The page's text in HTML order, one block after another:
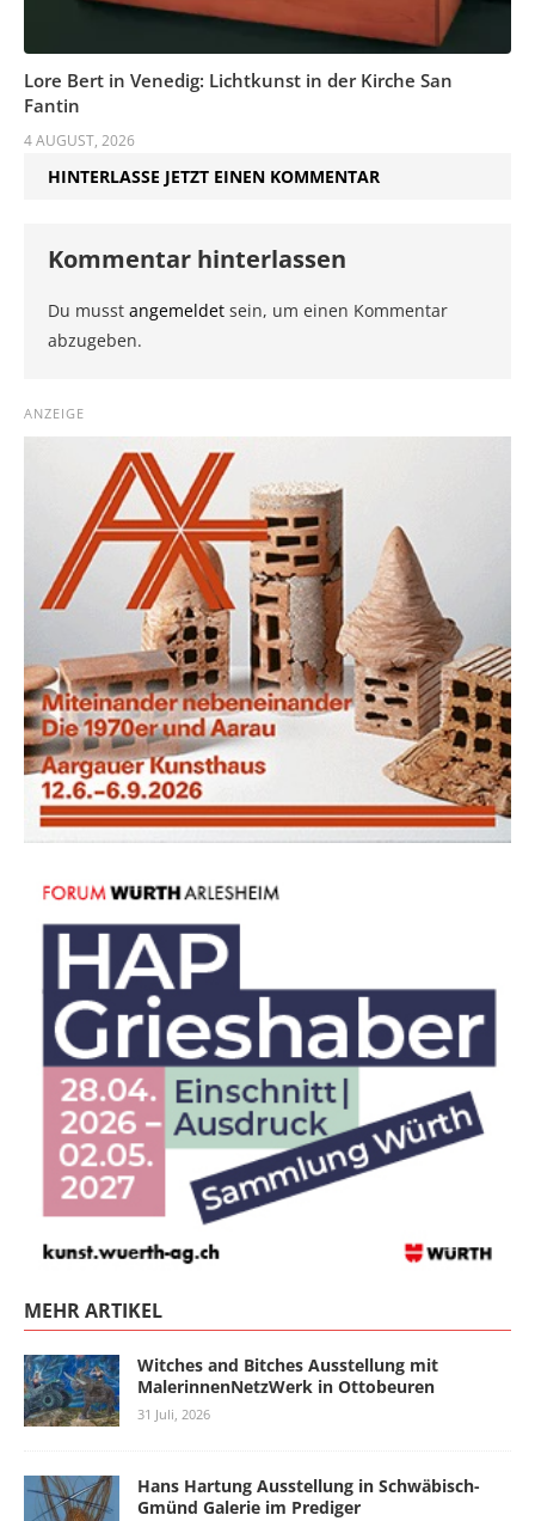
Lore Bert in Venedig: Lichtkunst in der Kirche San
Fantin
4 AUGUST, 2026
HINTERLASSE JETZT EINEN KOMMENTAR
Kommentar hinterlassen
Du musst angemeldet sein, um einen Kommentar
abzugeben.
ANZEIGE
MEHR ARTIKEL
Witches and Bitches Ausstellung mit
MalerinnenNetzWerk in Ottobeuren
31 Juli, 2026
Hans Hartung Ausstellung in Schwäbisch-
Gmünd Galerie im Prediger